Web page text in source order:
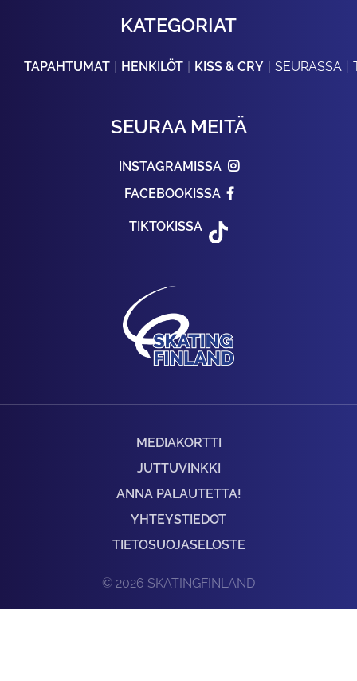
KATEGORIAT
TAPAHTUMAT HENKILÖT KISS & CRY SEURASSA
SEURAA MEITÄ
INSTAGRAMISSA
FACEBOOKISSA
TIKTOKISSA
MEDIAKORTTI
JUTTUVINKKI
ANNA PALAUTETTA!
YHTEYSTIEDOT
TIETOSUOJASELOSTE
© 2026 SKATINGFINLAND